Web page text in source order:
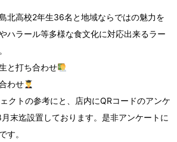
北高校2年生36名と地域ならではの魅力を
ハラール等多様な食文化に対応出来るラー
と打ち合わせ
わせ
クトの参考にと、店内にQRコードのアンケ
末迄設置しております。是非アンケートに
す。